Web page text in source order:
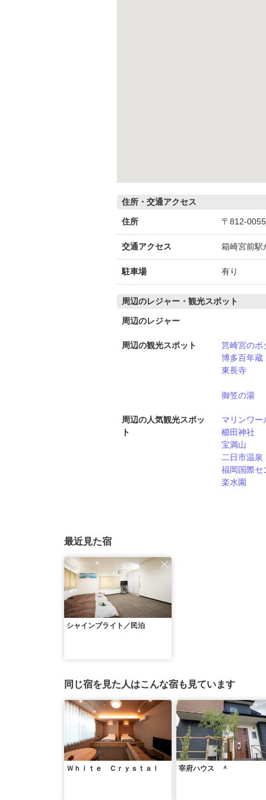
住所・交通アクセス
住所 〒812-
交通アクセス 箱崎宮前駅
駐車場 有り
周辺のレジャー・観光スポット
周辺のレジャー
周辺の観光スポット
筥崎宮のボ
博多百年蔵
東長寺
御笠の湯
周辺の人気観光スポッ
ト
マリンワー
櫛田神社
宝満山
二日市温泉
福岡国際セ
楽水園
最近見た宿
シャインブライト／民泊
同じ宿を見た人はこんな宿も見ています
Ｗｈｉｔｅ Ｃｒｙｓｔａｌ 宰府ハウス ＾